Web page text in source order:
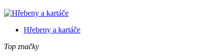
Hřebeny a kartáče
Top značky